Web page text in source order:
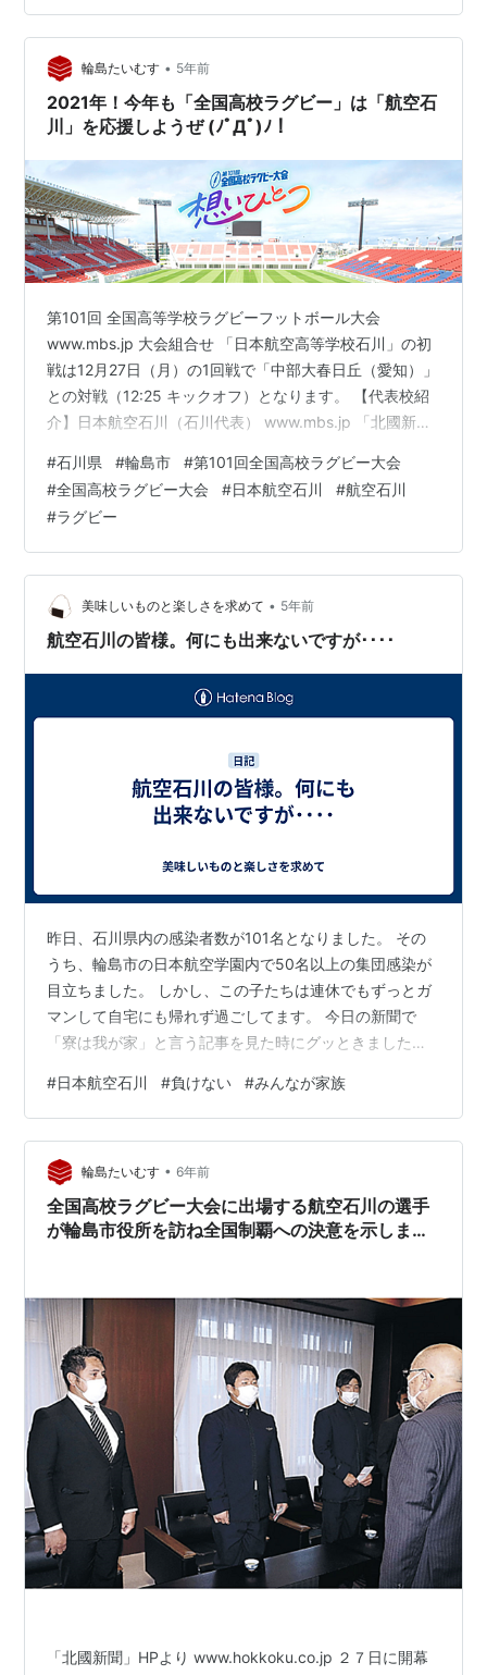
6：40分過ぎ〜です。ぜひ皆さんご覧ください。 TBSテ
レビ「THE TIME」 THE TIME, www.tbs.co.jp あさ5時20
分スタート「ニ…
輪島たいむす • 5年前
2021年！今年も「全国高校ラグビー」は「航空石
川」を応援しようぜ (ﾉﾟДﾟ)ﾉ！
第101回 全国高等学校ラグビーフットボール大会
www.mbs.jp 大会組合せ 「日本航空高等学校石川」の初
戦は12月27日（月）の1回戦で「中部大春日丘（愛知）」
との対戦（12:25 キックオフ）となります。 【代表校紹
介】日本航空石川（石川代表） www.mbs.jp 「北國新
回数… 数値化で弱点修正、改善 ２７日に開幕する全国高
校ラグビー大会に臨む航空高石川（輪島市）で、部員７
人が日々の練習や試合を検証する「分析班」としてチー
ムを支えている。パスの成功率やタックルの回数などプ
レーの傾向を数値化し、緻密に分析すること…
#石川県 #輪島市 #第101回全国高校ラグビー大会
#全国高校ラグビー大会 #日本航空石川 #航空石川
#ラグビー
美味しいものと楽しさを求めて • 5年前
航空石川の皆様。何にも出来ないですが････
昨日、石川県内の感染者数が101名となりました。 その
うち、輪島市の日本航空学園内で50名以上の集団感染が
目立ちました。 しかし、この子たちは連休でもずっとガ
マンして自宅にも帰れず過ごしてます。 今日の新聞で
「寮は我が家」と言う記事を見た時にグッときました。
か？ 家族でご飯を食べる時も会話をせずに食べてます
か？ お風呂を共有していませんか？ 僕はこの3項目は全
く守っていませんm(__)m だって僕の生活する場所なの
で････ 皆様はご家族と同じ屋根の下に暮らしていません
か？ この子たちや学校が悪いとは僕は思いません。 神経
質になっているのは分…
#日本航空石川 #負けない #みんなが家族
輪島たいむす • 6年前
全国高校ラグビー大会に出場する航空石川の選手
が輪島市役所を訪ね全国制覇への決意を示しまし
「北國新聞」HPより www.hokkoku.co.jp ２７日に開幕